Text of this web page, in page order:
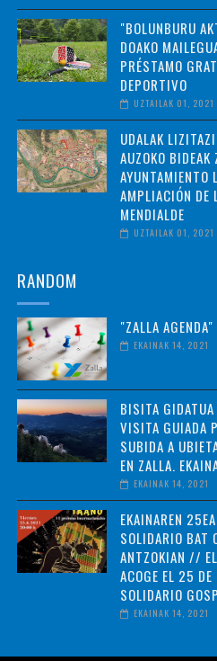
"BOLUNBURU
DOAKO
PRÉSTAMO
DEPORTIVO
UZTAILAK 01, 2021
UDALAK
AUZOKO
AYUNTAMIENTO
AMPLIACIÓN DE
MENDIALDE
UZTAILAK 01, 2021
RANDOM
"ZALLA
EKAINAK 14, 2021
BISITA
VISITA GUIADA
SUBIDA A
EN ZALLA.
EKAINAK 14, 2021
EKAINAREN
SOLIDARIO BAT
ANTZOKIAN //
ACOGE EL 25
SOLIDARIO
EKAINAK 14, 2021